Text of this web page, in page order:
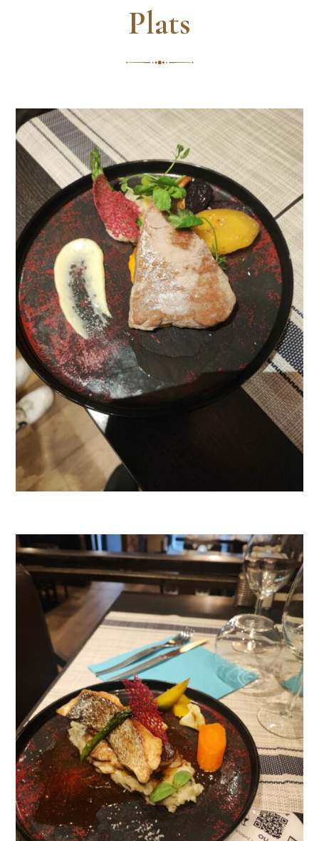
Plats